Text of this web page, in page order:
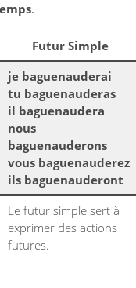
.
Futur Simple
je baguenauderai
tu baguenauderas
il baguenaudera
nous
baguenauderons
vous baguenauderez
ils baguenauderont
Le futur simple sert à
exprimer des actions
futures.